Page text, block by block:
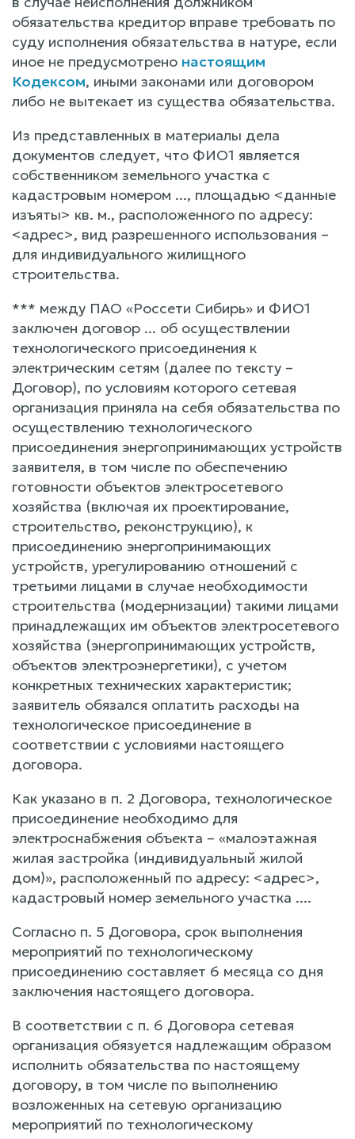
обязательства кредитор вправе требовать по
суду исполнения обязательства в натуре, если
иное не предусмотрено настоящим
Кодексом, иными законами или договором
либо не вытекает из существа обязательства.
Из представленных в материалы дела
документов следует, что ФИО1 является
собственником земельного участка с
кадастровым номером ..., площадью <данные
изъяты> кв. м., расположенного по адресу:
<адрес>, вид разрешенного использования –
для индивидуального жилищного
строительства.
*** между ПАО «Россети Сибирь» и ФИО1
заключен договор ... об осуществлении
технологического присоединения к
электрическим сетям (далее по тексту –
Договор), по условиям которого сетевая
организация приняла на себя обязательства по
осуществлению технологического
присоединения энергопринимающих устройств
заявителя, в том числе по обеспечению
готовности объектов электросетевого
хозяйства (включая их проектирование,
строительство, реконструкцию), к
присоединению энергопринимающих
устройств, урегулированию отношений с
третьими лицами в случае необходимости
строительства (модернизации) такими лицами
принадлежащих им объектов электросетевого
хозяйства (энергопринимающих устройств,
объектов электроэнергетики), с учетом
конкретных технических характеристик;
заявитель обязался оплатить расходы на
технологическое присоединение в
соответствии с условиями настоящего
договора.
Как указано в п. 2 Договора, технологическое
присоединение необходимо для
электроснабжения объекта – «малоэтажная
жилая застройка (индивидуальный жилой
дом)», расположенный по адресу: <адрес>,
кадастровый номер земельного участка ....
Согласно п. 5 Договора, срок выполнения
мероприятий по технологическому
присоединению составляет 6 месяца со дня
заключения настоящего договора.
В соответствии с п. 6 Договора сетевая
организация обязуется надлежащим образом
исполнить обязательства по настоящему
договору, в том числе по выполнению
возложенных на сетевую организацию
мероприятий по технологическому